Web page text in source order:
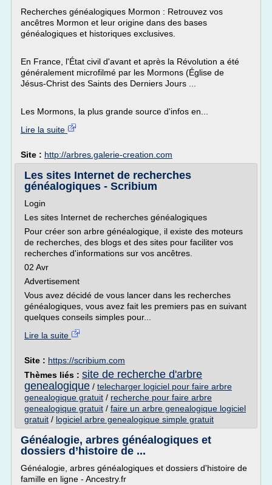
Recherches généalogiques Mormon : Retrouvez vos
ancêtres Mormon et leur origine dans des bases
généalogiques et historiques exclusives.
En France, l'État civil d'avant et après la Révolution a été
généralement microfilmé par les Mormons (Église de
Jésus-Christ des Saints des Derniers Jours ...
Les Mormons, la plus grande source d'infos en...
Lire la suite
Site : http://arbres.galerie-creation.com
Les sites Internet de recherches
généalogiques - Scribium
Login
Les sites Internet de recherches généalogiques
Pour créer son arbre généalogique, il existe des moteurs
de recherches, des blogs et des sites pour faciliter vos
recherches d'informations sur vos ancêtres.
02 Avr
Advertisement
Vous avez décidé de vous lancer dans les recherches
généalogiques, vous avez fait les premiers pas en suivant
quelques conseils simples pour...
Lire la suite
Site : https://scribium.com
Thèmes liés : site de recherche d'arbre
genealogique / telecharger logiciel pour faire arbre
genealogique gratuit / recherche pour faire arbre
genealogique gratuit / faire un arbre genealogique logiciel
gratuit / logiciel arbre genealogique simple gratuit
Généalogie, arbres généalogiques et
dossiers d’histoire de ...
Généalogie, arbres généalogiques et dossiers d'histoire de
famille en ligne - Ancestry.fr